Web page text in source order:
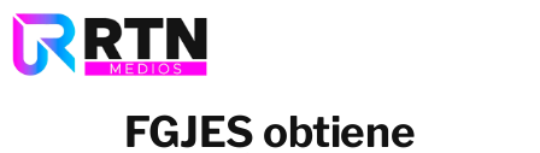
FGJES obtiene